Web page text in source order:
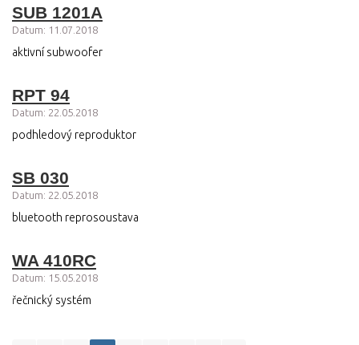
SUB 1201A
Datum: 11.07.2018
aktivní subwoofer
RPT 94
Datum: 22.05.2018
podhledový reproduktor
SB 030
Datum: 22.05.2018
bluetooth reprosoustava
WA 410RC
Datum: 15.05.2018
řečnický systém